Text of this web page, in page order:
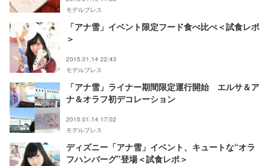
モデルプレス
「アナ雪」イベント限定フード食べ比べ＜試食レポ
＞
2015.01.14 22:43
モデルプレス
「アナ雪」ライナー期間限定運行開始 エルサ＆ア
ナ＆オラフ初デコレーション
2015.01.14 17:02
モデルプレス
ディズニー「アナ雪」イベント、キュートな“オラ
フハンバーグ”登場＜試食レポ＞